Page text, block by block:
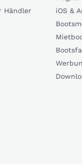
Händler
iOS &